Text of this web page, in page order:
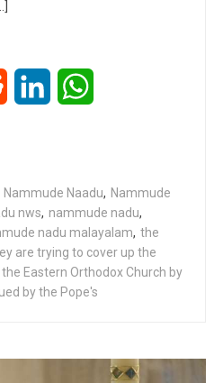
Reddit LinkedIn
Nammude Naadu, Nammude
nws, nammude nadu,
nadu malayalam, the
are trying to cover up the
Eastern Orthodox Church by
by the Pope's